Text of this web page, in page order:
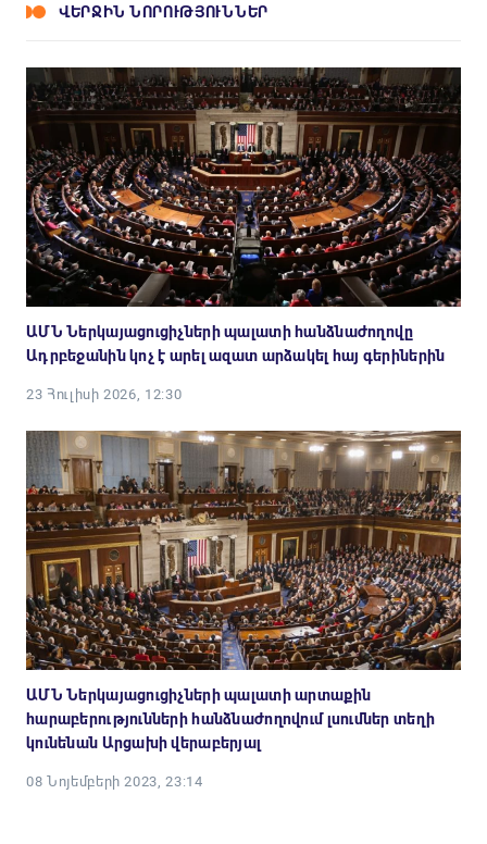
ՎԵՐՋԻՆ ՆՈՐՈՒԹՅՈՒՆՆԵՐ
ԱՄՆ Ներկայացուցիչների պալատի հանձնաժողովը
Ադրբեջանին կոչ է արել ազատ արձակել հայ գերիներին
23 Հուլիսի 2026, 12:30
ԱՄՆ Ներկայացուցիչների պալատի արտաքին
հարաբերությունների հանձնաժողովում լսումներ տեղի
կունենան Արցախի վերաբերյալ
08 Նոյեմբերի 2023, 23:14